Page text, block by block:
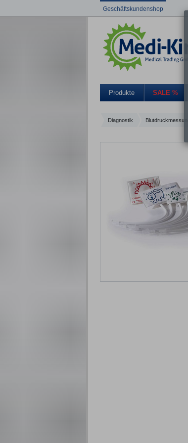
Geschäftskundenshop
Produkte SALE %
Diagnostik Blutdruckmessung